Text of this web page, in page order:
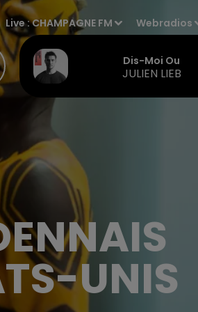
Live :CHAMPAGNE FM Webradios
Dis-Moi Ou
JULIEN LIEB
UNIS